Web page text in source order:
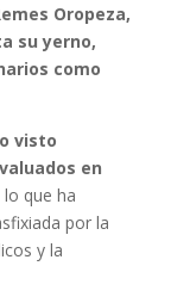
Oropeza,
su yerno,
como
visto
en
lo que ha
por la
y la